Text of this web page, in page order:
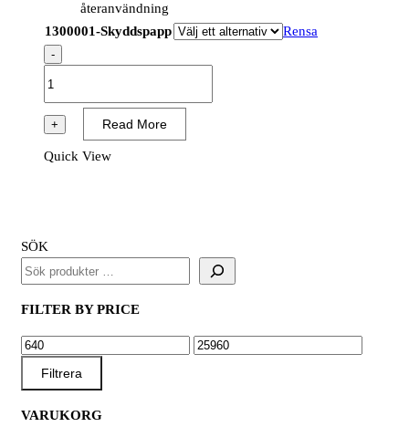
återanvändning
1300001-Skyddspapp
Rensa
-
Bredd
70-
m2,
vit/30
mängd
+ Read More
Quick View
SÖK
FILTER BY PRICE
MIN
PRIS
MAX
Filtrera
VARUKORG